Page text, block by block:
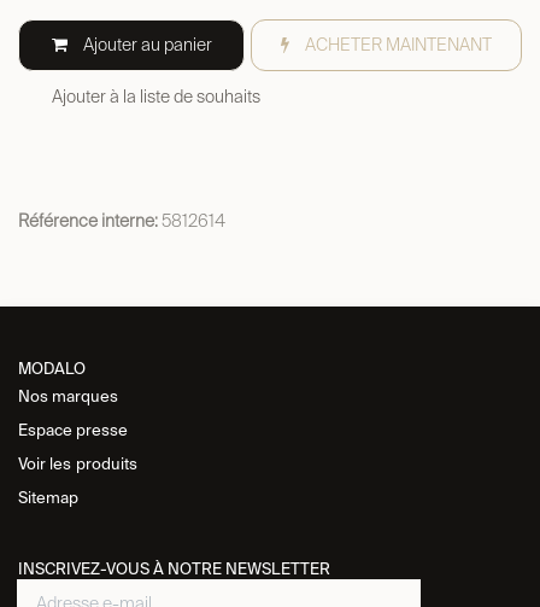
Ajouter au panier ACHETER MAINTENANT
Ajouter à la liste de souhaits
Référence interne:5812614
MODALO
Nos marques
Espace presse
Voir les produits
Sitemap
INSCRIVEZ-VOUS À NOTRE NEWSLETTER